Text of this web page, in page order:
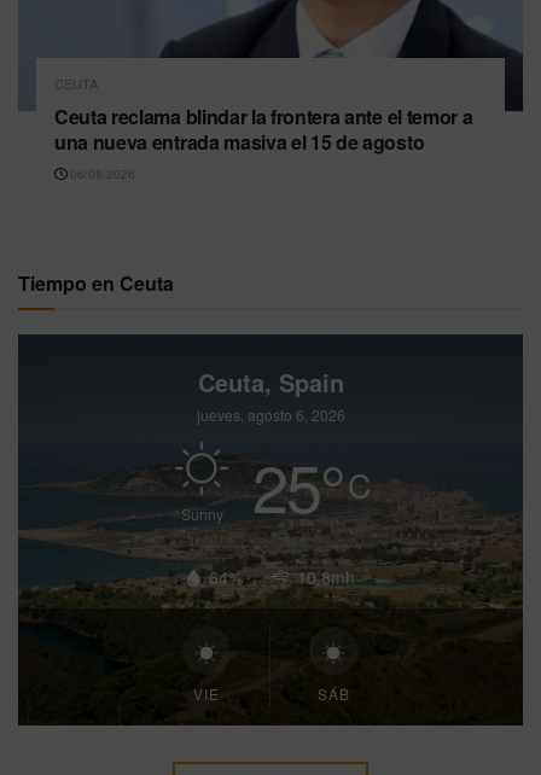
CEUTA
Ceuta reclama blindar la frontera ante el temor a
una nueva entrada masiva el 15 de agosto
06/08/2026
Tiempo en Ceuta
Ceuta, Spain
jueves, agosto 6, 2026
Sunny 25°C
64% 10.8mh
VIE SÁB